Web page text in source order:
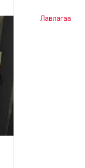
Лавлагаа